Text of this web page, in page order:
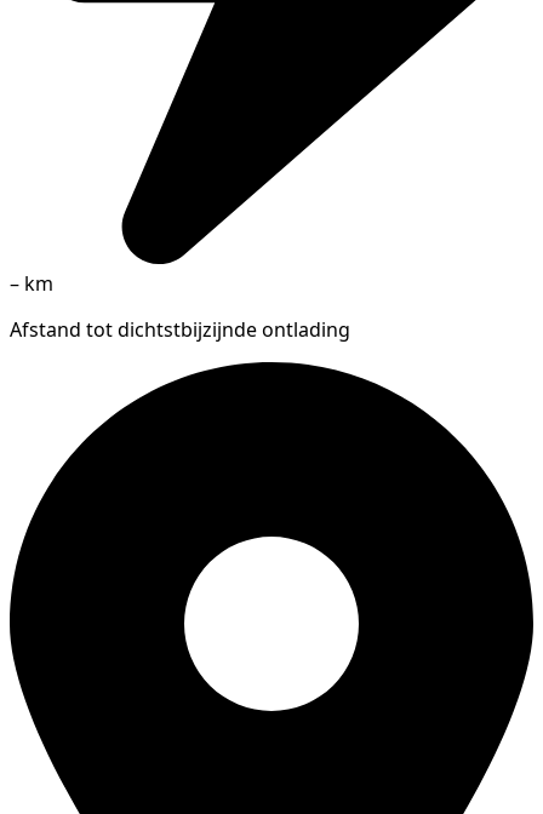
– km
Afstand tot dichtstbijzijnde ontlading